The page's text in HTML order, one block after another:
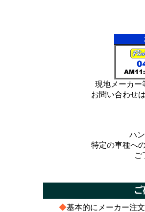
現地メーカー
お問い合わせ
ハ
特定の車種へ
ご
◆基本的にメーカー注